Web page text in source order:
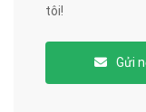
tôi!
Gửi